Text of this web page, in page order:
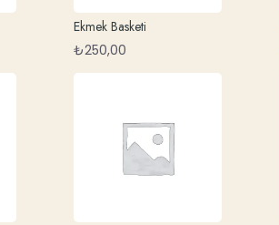
Ekmek Basketi
₺250,00